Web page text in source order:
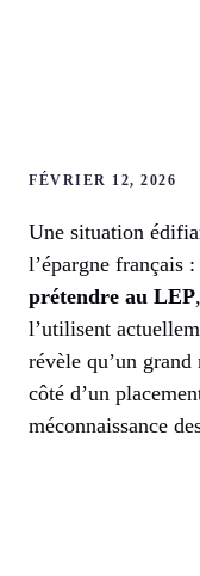
FÉVRIER 12, 2026
Une situation
l’épargne français :
prétendre au LEP
l’utilisent
révèle qu’un grand
côté d’un
méconnaissance